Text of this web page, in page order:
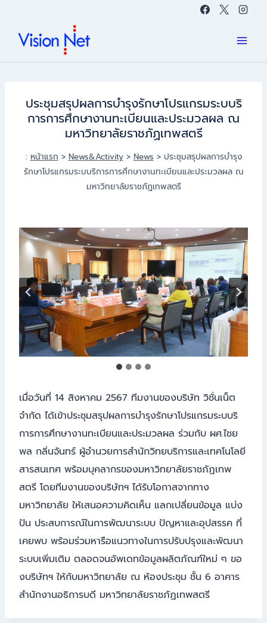
content
ประชุมสรุปผลการบำรุงรักษาโปรแกรมระบบริ
การการศึกษางานทะเบียนและประมวลผล ณ
มหาวิทยาลัยราชภัฏเทพสตรี
: หน้าแรก > News&Activity> News > ประชุมสรุปผลการบำรุง
รักษาโปรแกรมระบบริการการศึกษางานทะเบียนและประมวลผล ณ
มหาวิทยาลัยราชภัฏเทพสตรี
เมื่อวันที่ 14 สิงหาคม 2567 ทีมงานของบริษัท วิชั่นเน็ต
จำกัด ได้เข้าประชุมสรุปผลการบำรุงรักษาโปรแกรมระบบริ
การการศึกษางานทะเบียนและประมวลผล ร่วมกับ ผศ.ไชย
พล กลิ่นจันทร์ ผู้อำนวยการสำนักวิทยบริการและเทคโนโลยี
สารสนเทศ พร้อมบุคลากรของมหาวิทยาลัยราชภัฏเทพ
สตรี โดยทีมงานของบริษัทฯ ได้รับโอกาสจากทาง
มหาวิทยาลัย ให้เสนอความคิดเห็น แลกเปลี่ยนข้อมูล แบ่ง
ปัน ประสบการณ์ในการพัฒนาระบบ ปัญหาและอุปสรรค ที่
เคยพบ พร้อมร่วมหารือแนวทางในการปรับปรุงและพัฒนา
ระบบเพิ่มเติม ตลอดจนอัพเดทข้อมูลผลิตภัณฑ์ใหม่ ๆ ขอ
งบริษัทฯ ให้กับมหาวิทยาลัย ณ ห้องประชุม ชั้น 6 อาคาร
สำนักงานอธิการบดี มหาวิทยาลัยราชภัฏเทพสตรี